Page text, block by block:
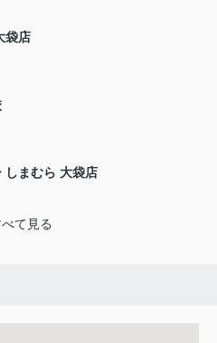
袋店
しまむら 大袋店
て見る